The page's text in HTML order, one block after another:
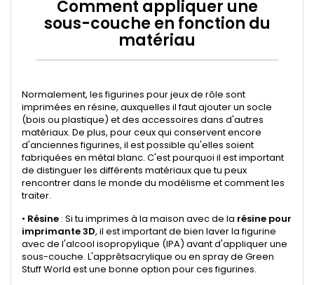
Comment appliquer une
sous-couche en fonction du
matériau
Normalement, les figurines pour jeux de rôle sont
imprimées en résine, auxquelles il faut ajouter un socle
(bois ou plastique) et des accessoires dans d'autres
matériaux. De plus, pour ceux qui conservent encore
d'anciennes figurines, il est possible qu'elles soient
fabriquées en métal blanc. C'est pourquoi il est important
de distinguer les différents matériaux que tu peux
rencontrer dans le monde du modélisme et comment les
traiter.
• Résine : Si tu imprimes à la maison avec de la résine pour
imprimante 3D, il est important de bien laver la figurine
avec de l'alcool isopropylique (IPA) avant d'appliquer une
sous-couche. L'apprêtsacrylique ou en spray de Green
Stuff World est une bonne option pour ces figurines.